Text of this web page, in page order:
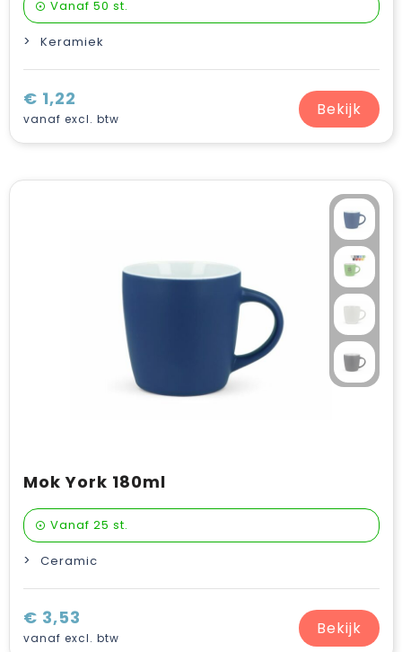
Vanaf 50 st.
Keramiek
€ 1,22
vanaf excl. btw Bekijk
Mok York 180ml
Vanaf 25 st.
Ceramic
€ 3,53
vanaf excl. btw Bekijk